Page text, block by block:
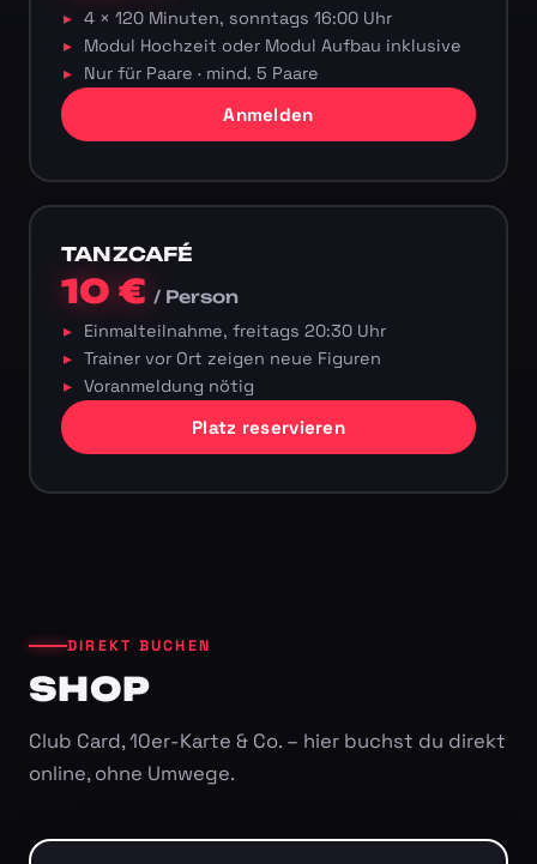
4 × 120 Minuten, sonntags 16:00 Uhr
Modul Hochzeit oder Modul Aufbau inklusive
Nur für Paare · mind. 5 Paare
Anmelden
TANZCAFÉ
10 €/ Person
Einmalteilnahme, freitags 20:30 Uhr
Trainer vor Ort zeigen neue Figuren
Voranmeldung nötig
Platz reservieren
DIREKT BUCHEN
SHOP
Club Card, 10er-Karte & Co. – hier buchst du direkt
online, ohne Umwege.